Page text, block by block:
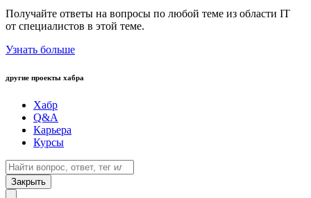
Получайте ответы на вопросы по любой теме из области IT
от специалистов в этой теме.
Узнать больше
другие проекты хабра
Хабр
Q&A
Карьера
Курсы
Закрыть